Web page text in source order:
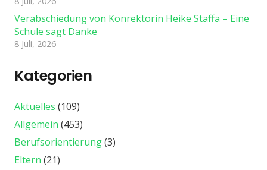
Verabschiedung von Konrektorin Heike Staffa – Eine
Schule sagt Danke
8 Juli, 2026
Kategorien
Aktuelles (109)
Allgemein (453)
Berufsorientierung(3)
Eltern (21)